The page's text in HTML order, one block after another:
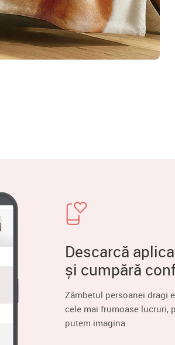
Descarcă
și cumpără
Zâmbetul persoanei dragi
cele mai frumoase lucruri,
putem imagina.